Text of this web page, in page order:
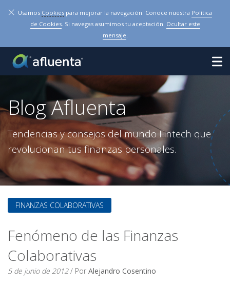
× Usamos Cookies para mejorar la navegación. Conoce nuestra Política
de Cookies. Si navegas asumimos tu aceptación. Ocultar este
mensaje.
Blog Afluenta
Tendencias y consejos del mundo Fintech que
revolucionan tus finanzas personales.
FINANZAS COLABORATIVAS
Fenómeno de las Finanzas
Colaborativas
5 de junio de 2012/ Por Alejandro Cosentino